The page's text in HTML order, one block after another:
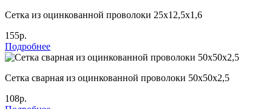
Сетка из оцинкованной проволоки 25х12,5х1,6
155р.
Подробнее
Сетка сварная из оцинкованной проволоки 50х50х2,5
108р.